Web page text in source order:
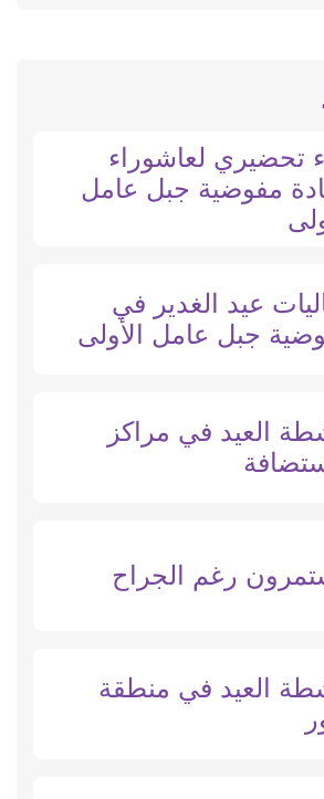
تحضيري لعاشوراء
مفوضية جبل عامل
عيد الغدير في
جبل عامل الأولى
العيد في مراكز
رغم الجراح
العيد في منطقة